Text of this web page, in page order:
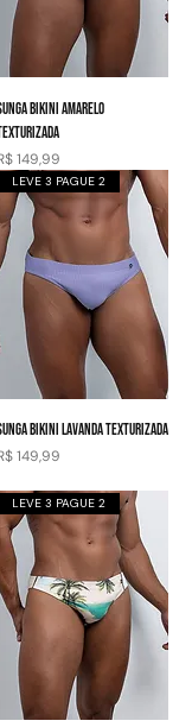
BIKINI AMARELO
149,99
LEVE 3 PAGUE 2
BIKINI LAVANDA TEXTURIZADA
149,99
LEVE 3 PAGUE 2